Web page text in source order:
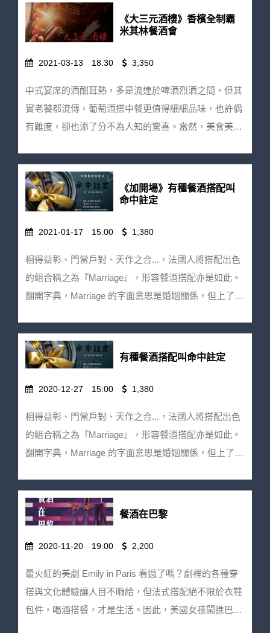
請聯絡【餐桌有酒】wineontable@gmail.com | 02-
87852669 將由專人為您協助取消事宜，並扣除10％
更之權利。 ★ 酒後不開車！未滿18歲請勿飲酒！
同行報名，於結帳時輸入優惠代碼【WFLAB】即可享
限定優惠唷★ ※票價包含： 1. 葡萄酒經典品種介紹與
品飲 2. LFP香料香水實驗室客製化課程，香水知識講解
與調香協助 3. 成品100ml香水乙瓶(市價$2400) *當天為
香水乙瓶，製作時間約20個工作天(不含假日及國定假
日)，成品將由LFP香料香水實驗室宅配到府(台灣本島
免運) 注意事項： ★ 活動需事先報名並於繳費完成後才
專人為您協助取消事宜，並扣除10％手續費後退回款
項。 ★ 活動前一週內取消訂位恕無法退費，但歡迎轉
『大三元酒樓』共同攜手，除了端出米其林功夫菜單之
外，還有內行人才有機會一嚐的隱藏菜色。從招牌的蜜
道都是必須朝聖的美味；搭配酒單更是霸氣決定香檳開
好開滿，來場不低調的華麗。從經典細膩的黑中白、豐
盈有致的粉紅香檳、到新奇有趣的小農實驗款，還有市
面上罕見的甜型香檳與香檳產區的古法甜酒，僅僅只搭
一加開場，四月酒日，讓我們一起當中菜遇上香檳。
華麗摘星價：3350元/人 早鳥優惠價：3200元/人（3/15
截止） 注意事項： ★ 活動需事先報名並於繳費完成後
才保留訂位。 ★ 若報名成功後因故須取消請聯絡【餐
桌有酒】wineontable@gmail.com | 02-87852669 將
項。 ★ 活動前一週內取消訂位恕無法退費，但歡迎轉
讓名額。 ★ 餐桌有酒保有活動修改變更之權利。 ★ 酒
後不開車！未滿18歲請勿飲酒！
《大三元酒樓》香檳全制霸
米其林餐酒會
2021-03-13 18:30 3,350
中式宴席的酒酣耳熱，多是流連於啤酒烈酒之間，但其
實老饕都流傳，葡萄酒搭中餐更值得細細品味，也許偶
有難度，卻也添了分不為人知的驚喜。當然，美食美酒
力邀連續三年榮獲米其林一星認證的老字號中餐廳—
『大三元酒樓』共同攜手，除了端出米其林功夫菜單之
外，還有內行人才有機會一嚐的隱藏菜色。從招牌的蜜
道都是必須朝聖的美味；搭配酒單更是霸氣決定香檳開
好開滿，來場不低調的華麗。從經典細膩的黑中白、豐
盈有致的粉紅香檳、到新奇有趣的小農實驗款，還有市
面上罕見的甜型香檳與香檳產區的古法甜酒，僅僅只搭
半個世紀的酒樓老包廂裡，讓我們一起當中菜遇上香
檳。 華麗摘星價：3350元/人 早鳥優惠價：3200元/人
（2/26截止） 注意事項： ★ 活動需事先報名並於繳費
將由專人為您協助取消事宜，並扣除10％手續費後退
回款項。 ★ 活動前一週內取消訂位恕無法退費，但歡
迎轉讓名額。 ★ 餐桌有酒保有活動修改變更之權利。
《加開場》有種餐酒搭配叫
命中註定
2021-01-17 15:00 1,380
相得益彰、門當戶對、天作之合...，法國人將搭配出色
的組合稱之為『Marriage』，形容餐酒搭配亦是如此。
翻開字典，Marriage 的字面意思是婚姻關係，但上了餐
中註定。 生活裡太多來來去去，不是每盤食物、每隻
酒、每個人，都能在心上留下痕跡，但總有一些火花會
在意想不到的時刻出現，從此念念不忘。餐桌有酒累積
日子裡的驚喜搭配，想跟你一起分享最初的感動：一瓶
片、鮮甜的市場日料現切生魚片與帶著微氣泡的葡萄牙
綠酒的和諧，完美到令人動容、還有外酥內軟的全台北
最好吃可麗露你吃過嗎？配上布根地的紅酒，請不要怪
癮。 餐與酒結合的魅力洶湧而迷人，邀請你一同體驗
優惠價：1200元/人（1/6截止） 注意事項： ★ 活動需
事先報名並於繳費完成後才保留訂位。 ★ 若報名成功
後因故須取消請聯絡【餐桌有酒】
wineontable@gmail.com | 02-87852669 將由專人為
有種餐酒搭配叫命中註定
2020-12-27 15:00 1,380
相得益彰、門當戶對、天作之合...，法國人將搭配出色
的組合稱之為『Marriage』，形容餐酒搭配亦是如此。
翻開字典，Marriage 的字面意思是婚姻關係，但上了餐
中註定。 生活裡太多來來去去，不是每盤食物、每隻
酒、每個人，都能在心上留下痕跡，但總有一些火花會
在意想不到的時刻出現，從此念念不忘。餐桌有酒累積
日子裡的驚喜搭配，想跟你一起分享最初的感動：一瓶
片、鮮甜的市場日料現切生魚片與帶著微氣泡的葡萄牙
綠酒的和諧，完美到令人動容、還有外酥內軟的全台北
最好吃可麗露你吃過嗎？配上布根地的紅酒，請不要怪
餐酒在巴黎
2020-11-20 19:00 2,200
最火紅的美劇 Emily in Paris 看過了嗎？劇裡的各種穿
搭與文化體驗讓人目不暇給，但法式搭配絕不限於衣鞋
包件，喝酒搭餐，才是生活。因此，美國女孩闖進巴黎